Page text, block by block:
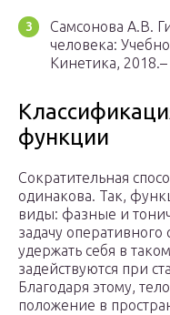
Самсонова А.В.
человека:
Кинетика, 2018.–
функции
Сократительная
одинакова. Так,
виды: фазные и
задачу
удержать себя в
задействуются при
Благодаря этому,
положение в